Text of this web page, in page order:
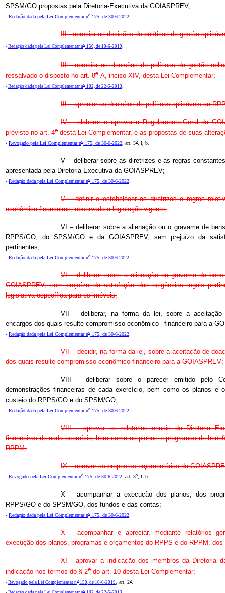
SPSM/GO propostas pela Diretoria-Executiva da GOIASPREV;
- Redação dada pela Lei Complementar no 175, de 30-6-2022
III - apreciar as decisões de políticas de gestão
- Redação dada pela Lei Complementar no 150, de 10-6-2019
III - apreciar as decisões de políticas de gestão
ressalvado o disposto no art. 8o-A, inciso XIV, desta Lei Complementar;
- Redação dada pela Lei Complementar no 102, de 22-5-2013.
III – apreciar as decisões de políticas aplicáveis ao
IV – elaborar e aprovar o Regulamento-Geral da
previsto no art. 4odesta Lei Complementar, e as propostas de suas
- Revogado pela Lei Complementar no 175, de 30-6-2022, art. 3o, I, b.
V – deliberar sobre as diretrizes e as regras
apresentada pela Diretoria-Executiva da GOIASPREV;
- Redação dada pela Lei Complementar no 175, de 30-6-2022.
V – definir e estabelecer as diretrizes e regras
econômico-financeiros, observada a legislação vigente;
VI – deliberar sobre a alienação ou o gravame de
RPPS/GO, do SPSM/GO e da GOIASPREV, sem prejuízo da
pertinentes;
- Redação dada pela Lei Complementar no 175, de 30-6-2022.
VI – deliberar sobre a alienação ou gravame de
GOIASPREV, sem prejuízo da satisfação das exigências legais
legislativa específica para os imóveis;
VII – deliberar, na forma da lei, sobre a
encargos dos quais resulte compromisso econômico– financeiro para a
- Redação dada pela Lei Complementar no 175, de 30-6-2022.
VII – decidir, na forma da lei, sobre a aceitação de
dos quais resulte compromisso econômico-financeiro para a GOIASPREV;
VIII – deliberar sobre o parecer emitido pelo
demonstrações financeiras de cada exercício, bem como os planos e
custeio do RPPS/GO e do SPSM/GO;
- Redação dada pela Lei Complementar no 175, de 30-6-2022.
VIII – aprovar os relatórios anuais da Diretoria
financeiras de cada exercício, bem como os planos e programas de
RPPM;
IX – aprovar as propostas orçamentárias da
- Revogado pela Lei Complementar no 175, de 30-6-2022, art. 3o, I, b.
X – acompanhar a execução dos planos, dos
RPPS/GO e do SPSM/GO, dos fundos e das contas;
- Redação dada pela Lei Complementar no 175, de 30-6-2022.
X – acompanhar e apreciar, mediante relatórios
execução dos planos, programas e orçamentos do RPPS e do RPPM,
XI - aprovar a indicação dos membros da Diretoria
indicação nos termos do § 2odo art. 10 desta Lei Complementar;
- Revogado pela Lei Complementar no 150, de 10-6-2019, art. 2o
o